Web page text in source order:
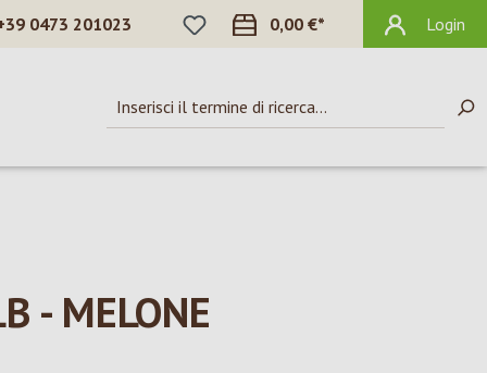
0473 201023
HAI 0 ARTICOLI NELLA LISTA DEI
0,00 €* Login
- MELONE